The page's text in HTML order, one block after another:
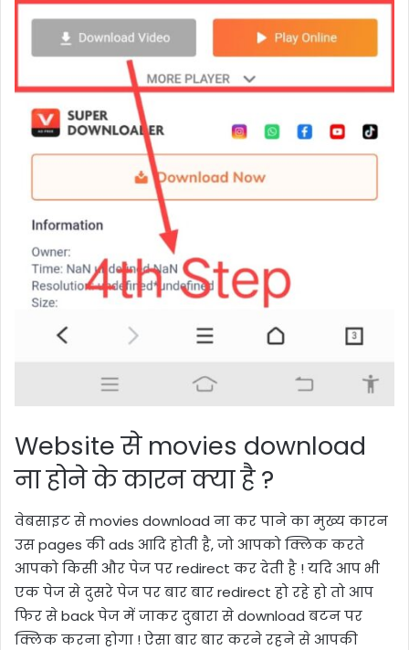
Websiteसेmovies download
ना होने के कारन क्या है ?
वेबसाइट सेmovies download ना कर पाने का मुख्य कारन
उस pages की ads आदि होती है, जो आपको क्लिक करते
आपको किसी और पेज पर redirect कर देती है ! यदि आप भी
एक पेज से दुसरे पेज पर बार बार redirect हो रहे हो तो आप
फिर से back पेज में जाकर दुबारा से download बटन पर
क्लिक करना होगा ! ऐसा बार बार करने रहने से आपकी